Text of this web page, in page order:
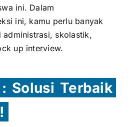
ini. Dalam
ini, kamu perlu banyak
administrasi, skolastik,
up interview.
Solusi Terbaik